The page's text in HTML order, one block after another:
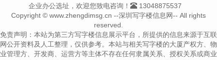
企业办公选址，欢迎您致电咨询！
13048875537
Copyright © www.zhengdimsg.cn --深圳写字楼信息网-- All rights
reserved.
免责声明：本站为第三方写字楼信息展示平台，所提供的信息来源于互联
网公开资料及人工整理，仅供参考。本站与相关写字楼的大厦产权方、物
业管理方、开发商、运营方等主体不存在任何隶属关系、授权关系或商业